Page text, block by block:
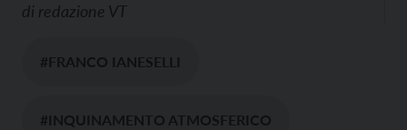
di redazione VT
#FRANCO IANESELLI
#INQUINAMENTO ATMOSFERICO